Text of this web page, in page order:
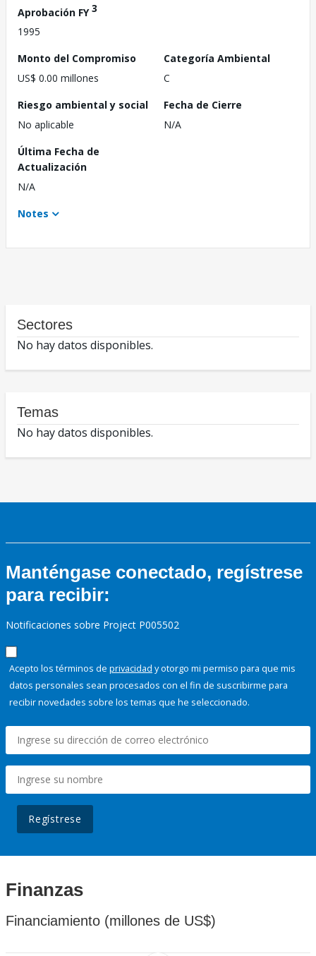
Aprobación FY3
1995
Monto del Compromiso
US$ 0.00 millones
Categoría Ambiental
C
Riesgo ambiental y social
No aplicable
Fecha de Cierre
N/A
Última Fecha de
Actualización
N/A
Notes
Sectores
No hay datos disponibles.
Temas
No hay datos disponibles.
Manténgase conectado, regístrese
para recibir:
Notificaciones sobre Project P005502
Acepto los términos de privacidad y otorgo mi permiso para que mis
datos personales sean procesados con el fin de suscribirme para
recibir novedades sobre los temas que he seleccionado.
Regístrese
Finanzas
Financiamiento (millones de US$)